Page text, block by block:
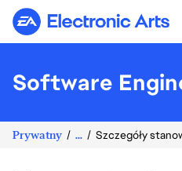
Electronic Arts
Software
Prywatny ... Szczegóły